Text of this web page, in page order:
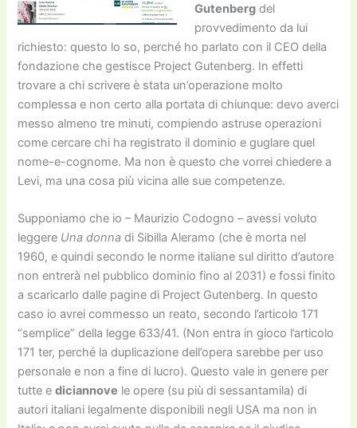
Gutenberg del
provvedimento da lui
richiesto: questo lo so, perché ho parlato con il CEO della
fondazione che gestisce Project Gutenberg. In effetti
trovare a chi scrivere è stata un’operazione molto
complessa e non certo alla portata di chiunque: devo averci
messo almeno tre minuti, compiendo astruse operazioni
come cercare chi ha registrato il dominio e guglare quel
nome-e-cognome. Ma non è questo che vorrei chiedere a
Levi, ma una cosa più vicina alle sue competenze.
Supponiamo che io – Maurizio Codogno – avessi voluto
leggere Una donna di Sibilla Aleramo (che è morta nel
1960, e quindi secondo le norme italiane sul diritto d’autore
non entrerà nel pubblico dominio fino al 2031) e fossi finito
a scaricarlo dalle pagine di Project Gutenberg. In questo
caso io avrei commesso un reato, secondo l’articolo 171
“semplice” della legge 633/41. (Non entra in gioco l’articolo
171 ter, perché la duplicazione dell’opera sarebbe per uso
personale e non a fine di lucro). Questo vale in genere per
tutte ediciannove le opere (su più di sessantamila) di
autori italiani legalmente disponibili negli USA ma non in